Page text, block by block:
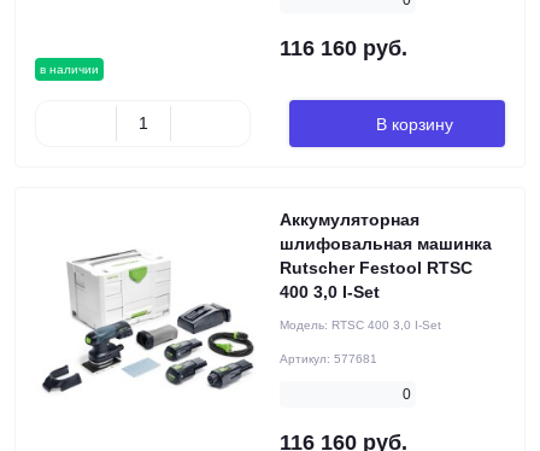
в наличии
116 160 руб.
В корзину
Аккумуляторная
шлифовальная машинка
Rutscher Festool RTSC
400 3,0 I-Set
Модель: RTSC 400 3,0 I-Set
Артикул: 577681
0
116 160 руб.